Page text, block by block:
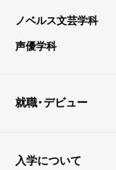
ノベルス文芸学科
声優学科
就職・デビュー
入学について